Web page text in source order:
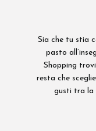
Sia che tu stia
pasto
Shopping
resta che
gusti tra la